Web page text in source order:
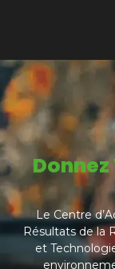
Le Centre
Résultats de la
et